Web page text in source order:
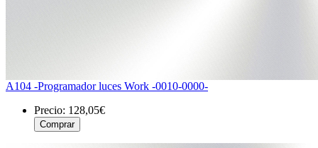
A104 -Programador luces Work -0010-0000-
Precio: 128,05€